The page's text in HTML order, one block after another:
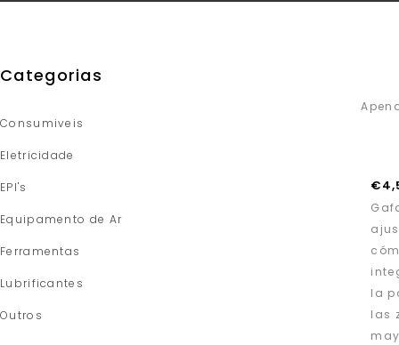
€
la
las
Categorias
Consumiveis
Eletricidade
EPI's
Equipamento de Ar
Ferramentas
Lubrificantes
Outros